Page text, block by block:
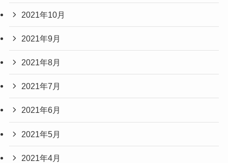
2021年10月
2021年9月
2021年8月
2021年7月
2021年6月
2021年5月
2021年4月